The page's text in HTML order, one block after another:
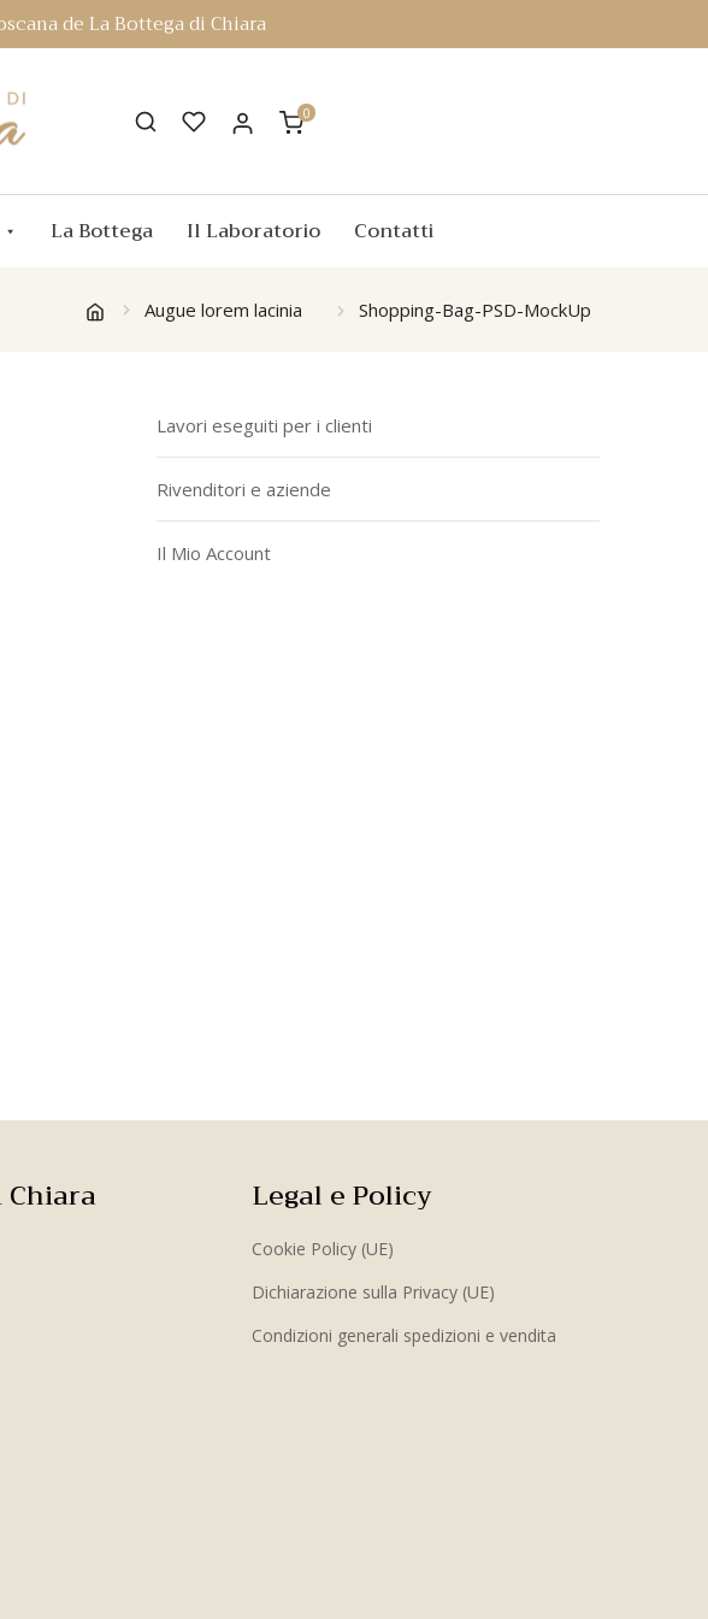
de La Bottega di Chiara
0
La Bottega Il Laboratorio Contatti
Augue lorem lacinia Shopping-Bag-PSD-MockUp
Lavori eseguiti per i clienti
Rivenditori e aziende
Il Mio Account
Chiara Legal e Policy
Cookie Policy (UE)
Dichiarazione sulla Privacy (UE)
Condizioni generali spedizioni e vendita